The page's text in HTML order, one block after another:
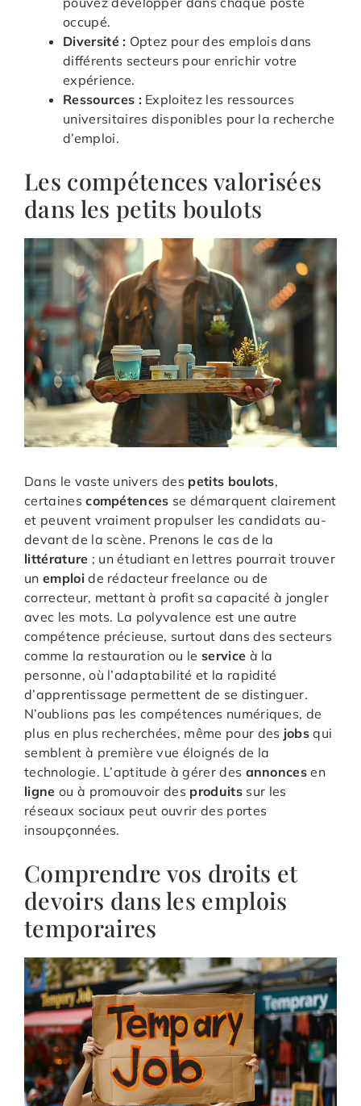
occupé.
Diversité : Optez pour des emplois dans
différents secteurs pour enrichir votre
expérience.
Ressources : Exploitez les ressources
universitaires disponibles pour la recherche
d’emploi.
Les compétences valorisées
dans les petits boulots
Dans le vaste univers des petits boulots,
certainescompétences se démarquent clairement
et peuvent vraiment propulser les candidats au-
devant de la scène. Prenons le cas de la
littérature ; un étudiant en lettres pourrait trouver
un emploide rédacteur freelance ou de
correcteur, mettant à profit sa capacité à jongler
avec les mots. La polyvalence est une autre
compétence précieuse, surtout dans des secteurs
comme la restauration ou le service à la
personne, où l’adaptabilité et la rapidité
d’apprentissage permettent de se distinguer.
N’oublions pas les compétences numériques, de
plus en plus recherchées, même pour des jobs qui
semblent à première vue éloignés de la
technologie. L’aptitude à gérer des annonces en
ligne ou à promouvoir des produitssur les
réseaux sociaux peut ouvrir des portes
insoupçonnées.
Comprendre vos droits et
devoirs dans les emplois
temporaires